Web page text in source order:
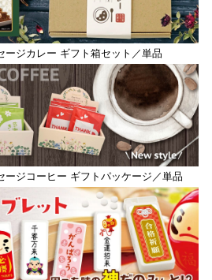
ージカレー ギフト箱セット／単品
ージコーヒー ギフトパッケージ／単品